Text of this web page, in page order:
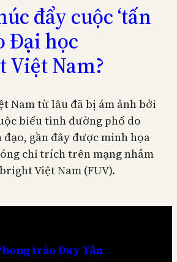
đẩy cuộc ‘tấn
Đại học
Nam?
Nam từ lâu đã bị ám ảnh bởi
biểu tình đường phố do
gần đây được minh họa
chỉ trích trên mạng nhắm
Việt Nam (FUV).
trào Duy Tân